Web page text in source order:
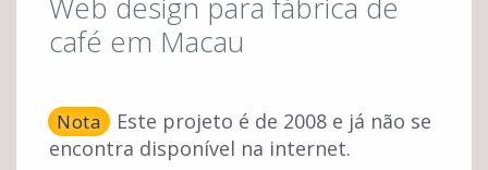
café em Macau
Nota
Este projeto é de 2008 e já não se
encontra disponível na internet.